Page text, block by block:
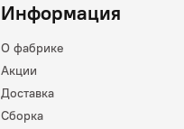
Информация
О фабрике
Акции
Доставка
Сборка